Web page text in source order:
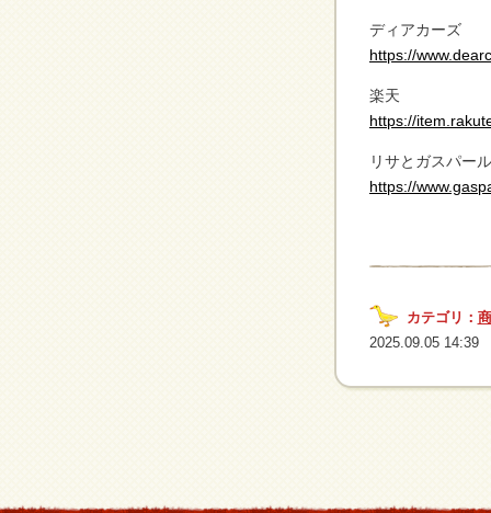
ディアカーズ
https://
楽天
https://
リサとガスパー
https://
カテゴリ：
2025.09.05 14:39